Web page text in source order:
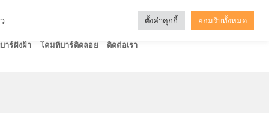
าร์ฝังฝ้า โคมทีบาร์ติดลอย ติดต่อเรา
ตั้งค่าคุกกี้ ยอมรับทั้งหมด